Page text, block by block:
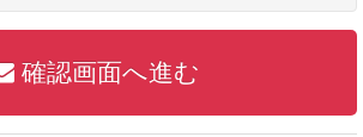
確認画面へ進む